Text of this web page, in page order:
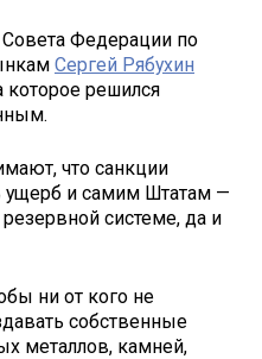
Федерации по
Сергей Рябухин
которое решился
что санкции
ущерб и самим Штатам —
системе, да и
ни от кого не
собственные
металлов, камней,